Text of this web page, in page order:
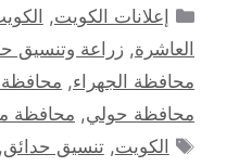
التصنيفات
إعلانات الكويت,
العاشرة, زراعة وتنسيق
محافظة الجهراء, محافظة
محافظة حولي, محافظة
الوسوم
الكويت,تنسيق حدائق